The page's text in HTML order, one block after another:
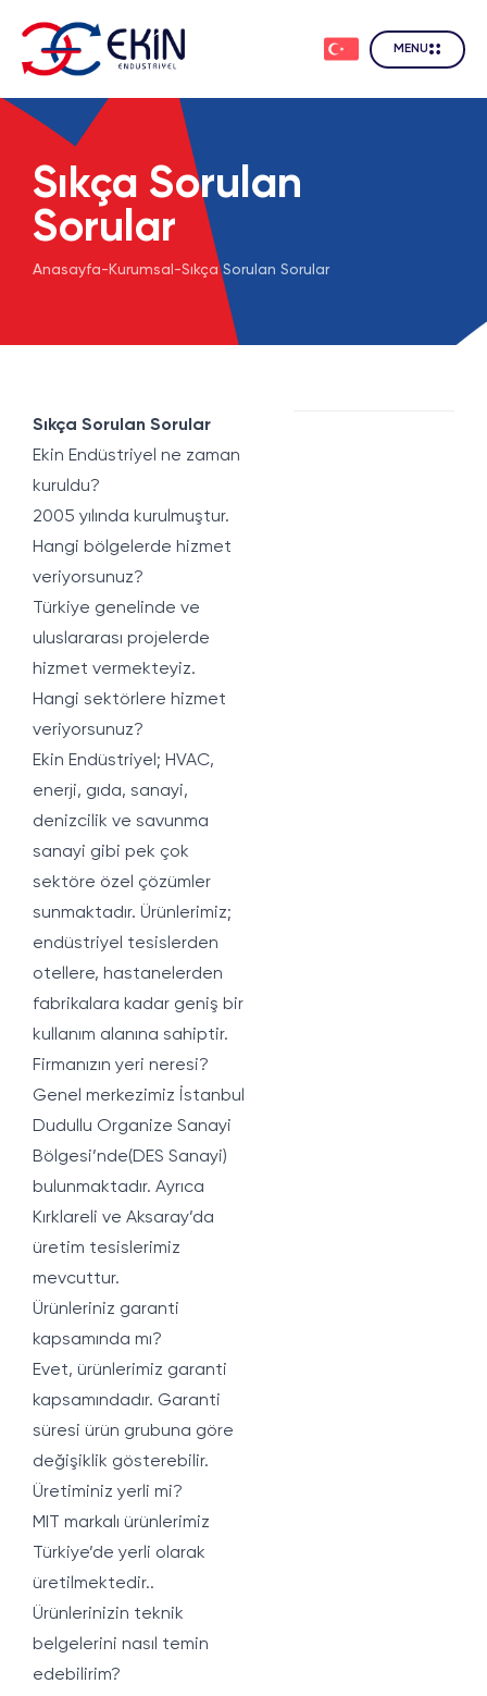
MENU
Sıkça Sorulan
Sorular
Anasayfa- Kurumsal -Sıkça Sorulan Sorular
Sıkça Sorulan Sorular
Ekin Endüstriyel ne zaman
kuruldu?
2005 yılında kurulmuştur.
Hangi bölgelerde hizmet
veriyorsunuz?
Türkiye genelinde ve
uluslararası projelerde
hizmet vermekteyiz.
Hangi sektörlere hizmet
veriyorsunuz?
Ekin Endüstriyel; HVAC,
enerji, gıda, sanayi,
denizcilik ve savunma
sanayi gibi pek çok
sektöre özel çözümler
sunmaktadır. Ürünlerimiz;
endüstriyel tesislerden
otellere, hastanelerden
fabrikalara kadar geniş bir
kullanım alanına sahiptir.
Firmanızın yeri neresi?
Genel merkezimiz İstanbul
Dudullu Organize Sanayi
Bölgesi’nde(DES Sanayi)
bulunmaktadır. Ayrıca
Kırklareli ve Aksaray’da
üretim tesislerimiz
mevcuttur.
Ürünleriniz garanti
kapsamında mı?
Evet, ürünlerimiz garanti
kapsamındadır. Garanti
süresi ürün grubuna göre
değişiklik gösterebilir.
Üretiminiz yerli mi?
MIT markalı ürünlerimiz
Türkiye’de yerli olarak
üretilmektedir..
Ürünlerinizin teknik
belgelerini nasıl temin
edebilirim?